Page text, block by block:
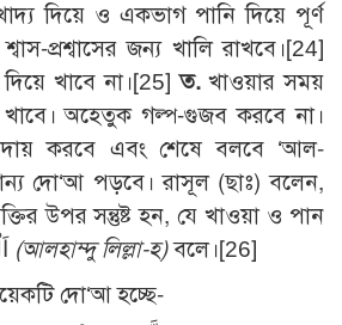
দিয়ে ও একভাগ পানি দিয়ে পূর্ণ
প্রশ্বাসের জন্য খালি রাখবে।[24]
খাবে না।[25]ত.খাওয়ার সময়
অহেতুক গল্প-গুজব করবে না।
করবে এবং শেষে বলবে ‘আল-
দো‘আ পড়বে। রাসূল (ছাঃ) বলেন,
উপর সন্তুষ্ট হন, যে খাওয়া ও পান
(আলহাম্দু লিল্লা-হ)বলে।[26]
দো‘আ হচ্ছে-